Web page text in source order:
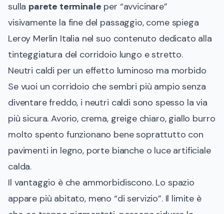
sulla parete terminale per “avvicinare”
visivamente la fine del passaggio, come spiega
Leroy Merlin Italia nel suo contenuto dedicato alla
tinteggiatura del corridoio lungo e stretto.
Neutri caldi per un effetto luminoso ma morbido
Se vuoi un corridoio che sembri più ampio senza
diventare freddo, i neutri caldi sono spesso la via
più sicura. Avorio, crema, greige chiaro, giallo burro
molto spento funzionano bene soprattutto con
pavimenti in legno, porte bianche o luce artificiale
calda.
Il vantaggio è che ammorbidiscono. Lo spazio
appare più abitato, meno “di servizio”. Il limite è